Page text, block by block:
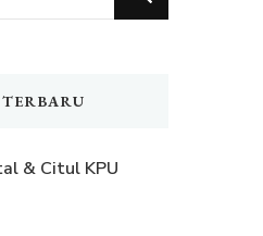
TERBARU
& Citul KPU